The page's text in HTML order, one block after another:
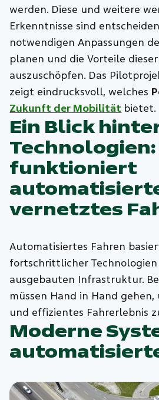
werden. Diese und weitere
Erkenntnisse sind
notwendigen Anpassungen
planen und die Vorteile
auszuschöpfen. Das
zeigt eindrucksvoll, welches
Zukunft der Mobilität bietet.
Ein Blick
Technologien:
funktioniert
vernetztes
Automatisiertes Fahren
fortschrittlicher
ausgebauten Infrastruktur.
müssen Hand in Hand gehen,
und effizientes Fahrerlebnis
Moderne